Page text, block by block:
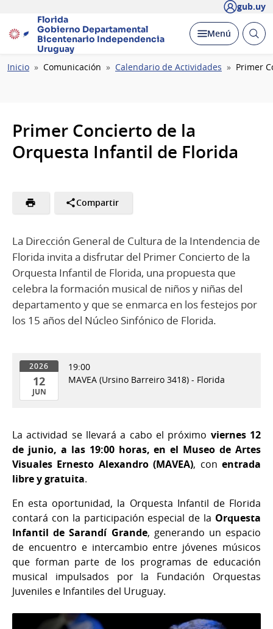
gub.uy
Florida
Gobierno Departamental
Bicentenario Independencia
Uruguay
Desplegar
Menú Abrir
Ruta
Inicio Comunicación Calendario de Actividades Primer
Primer Concierto de la
Orquesta Infantil de Florida
Compartir
La Dirección General de Cultura de la Intendencia de
Florida invita a disfrutar del Primer Concierto de la
Orquesta Infantil de Florida, una propuesta que
celebra la formación musical de niños y niñas del
departamento y que se enmarca en los festejos por
los 15 años del Núcleo Sinfónico de Florida.
2026
12
JUN
Jun
del
2026
19:00
MAVEA (Ursino Barreiro 3418) - Florida
La actividad se llevará a cabo el próximo viernes 12
de junio, a las 19:00 horas, en el Museo de Artes
Visuales Ernesto Alexandro (MAVEA), conentrada
libre y gratuita.
En esta oportunidad, la Orquesta Infantil de Florida
contará con la participación especial de la Orquesta
Infantil de Sarandí Grande, generando un espacio
de encuentro e intercambio entre jóvenes músicos
que forman parte de los programas de educación
musical impulsados por la Fundación Orquestas
Juveniles e Infantiles del Uruguay.